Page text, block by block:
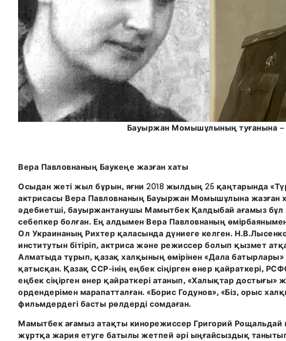
Бауыржан Момышұлының туғанына –
Вера Павловнаның Баукеңе жазған хаты
Осыдан жеті жыл бұрын, яғни 2018 жылдың 25 қаңтарында
актрисасы Вера Павловнаның Бауыржан Момышұлына жазған
әдебиетші, бауыржантанушы Мамытбек Қалдыбай ағамыз
себепкер болған. Ең алдымен Вера Павловнаның
Ол Украинаның Рихтер қаласында дүниеге келген.
институтын бітіріп, актриса және режиссер болып қызмет
Алматыда тұрып, қазақ халқының өмірінен «Дала батырлары»
қатысқан. Қазақ ССР-інің еңбек сіңірген өнер қайраткері,
еңбек сіңірген өнер қайраткері атанып, «Халықтар достығы»
ордендерімен марапатталған. «Борис Годунов», «Біз, орыс
фильмдердегі басты рөлдерді сомдаған.
Мамытбек ағамыз атақты кинорежиссер Григорий Рощальдай
жұртқа жария етуге батылы жетпей әрі ыңғайсыздық